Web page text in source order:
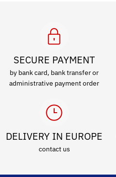
SECURE PAYMENT
by bank card, bank transfer or
administrative payment order
DELIVERY IN EUROPE
contact us